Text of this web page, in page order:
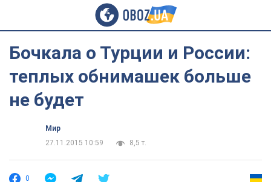
Бочкала о Турции и России:
теплых обнимашек больше
не будет
Мир
27.11.2015 10:59
8,5 т.
0